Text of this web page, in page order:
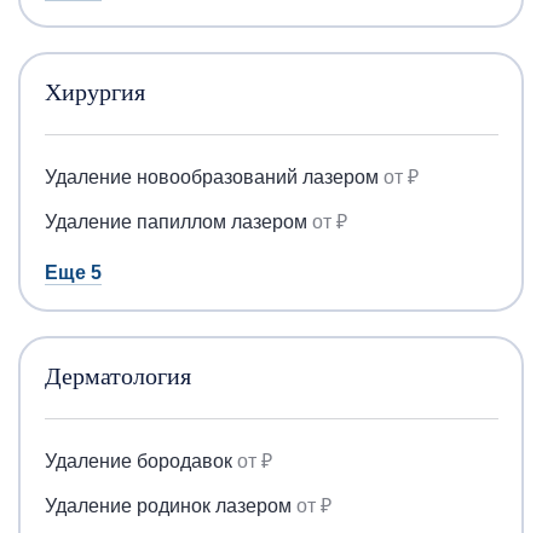
Хирургия
Удаление новообразований лазером от ₽
Удаление папиллом лазером от ₽
Еще 5
Дерматология
Удаление бородавок от ₽
Удаление родинок лазером от ₽